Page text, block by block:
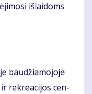
iš­lai­doms
bau­džia­mo­jo­je
rek­re­a­ci­jos cen­